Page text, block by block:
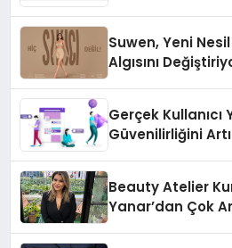
Suwen, Yeni
Algısını
Gerçek Kullanıcı
Güvenilirliğini
Beauty Atelier
Yanar’dan Çok